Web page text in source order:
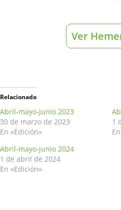
Ver
Relacionado
Abril-mayo-junio 2023
30 de marzo de 2023
En «Edición»
1
Abril-mayo-junio 2024
1 de abril de 2024
En «Edición»